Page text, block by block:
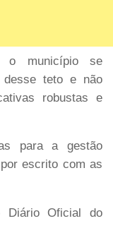
o município se
desse teto e não
robustas e
para a gestão
escrito com as
Diário Oficial do